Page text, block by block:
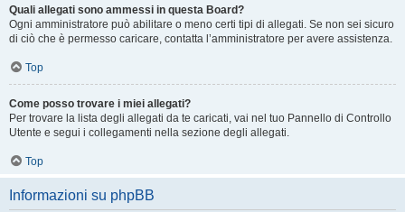
Quali allegati sono ammessi in questa Board?
Ogni amministratore può abilitare o meno certi tipi di allegati. Se non sei sicuro
di ciò che è permesso caricare, contatta l’amministratore per avere assistenza.
Top
Come posso trovare i miei allegati?
Per trovare la lista degli allegati da te caricati, vai nel tuo Pannello di Controllo
Utente e segui i collegamenti nella sezione degli allegati.
Top
Informazioni su phpBB